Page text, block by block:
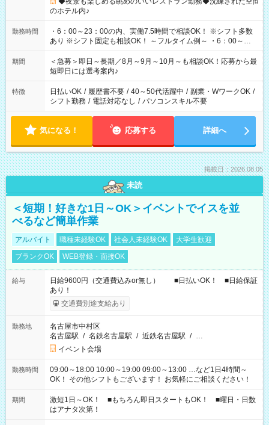
のホテル内♪
勤務時間
・6：00～23：00の内、実働7.5時間で相談OK！ ※シフト多数
あり ※シフト固定も相談OK！ ～フルタイム例～ ・6：00～
14：30 ・7：00～15：30 ・13：30～22：00 ・14：30～23：
00 【休憩】 ・60分
期間
＜急募＞即日～長期／8月～9月～10月～も相談OK！応募から最
短即日には選考案内♪
特徴 日払いOK / 履歴書不要 / 40～50代活躍中 / 副業・WワークOK /
シフト勤務 / 電話対応なし / パソコンスキル不要
気になる！ 応募する 詳細へ
掲載日：2026.08.05
未読
＜短期！好きな1日～OK＞イベントでイスを並
べるなど簡単作業
アルバイト 職種未経験OK 社会人未経験OK
大学生歓迎
ブランクOK
WEB登録・面接OK
給与
日給9600円（交通費込みor無し） ■日払いOK！ ■日給保証
あり！
交通費別途支給あり
勤務地
名古屋市中村区
名古屋駅 / 名鉄名古屋駅 / 近鉄名古屋駅 / …
イベント会場
勤務時間
09:00～18:00 10:00～19:00 09:00～13:00 …など1日4時間～
OK！ その他シフトもございます！ お気軽にご相談ください！
期間
激短1日～OK！ ■もちろん即日スタートもOK！ ■曜日・日数
はアナタ次第！